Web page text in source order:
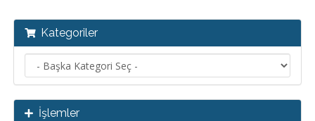
Kategoriler
İşlemler